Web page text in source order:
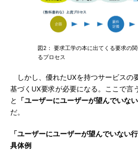
図2： 要求工学の本に出てくる要求の
るプロセス
しかし、優れたUXを持つサービスの
基づくUX要求が必要になる。ここで言
と
「ユーザーにユーザーが望んでいな
だ。
「ユーザーにユーザーが望んでいない
具体例